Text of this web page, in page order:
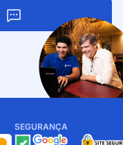
SEGURANÇA